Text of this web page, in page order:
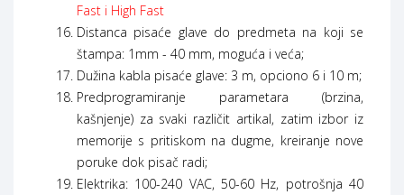
Fast i High Fast
Distanca pisaće glave do predmeta na koji se
štampa: 1mm - 40 mm, moguća i veća;
Dužina kabla pisaće glave: 3 m, opciono 6 i 10 m;
Predprogramiranje parametara (brzina,
kašnjenje) za svaki različit artikal, zatim izbor iz
memorije s pritiskom na dugme, kreiranje nove
poruke dok pisač radi;
Elektrika: 100-240 VAC, 50-60 Hz, potrošnja 40